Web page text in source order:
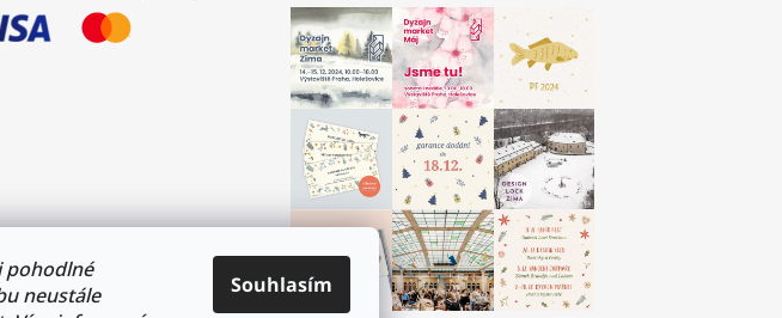
pohodlné
neustále
Souhlasím